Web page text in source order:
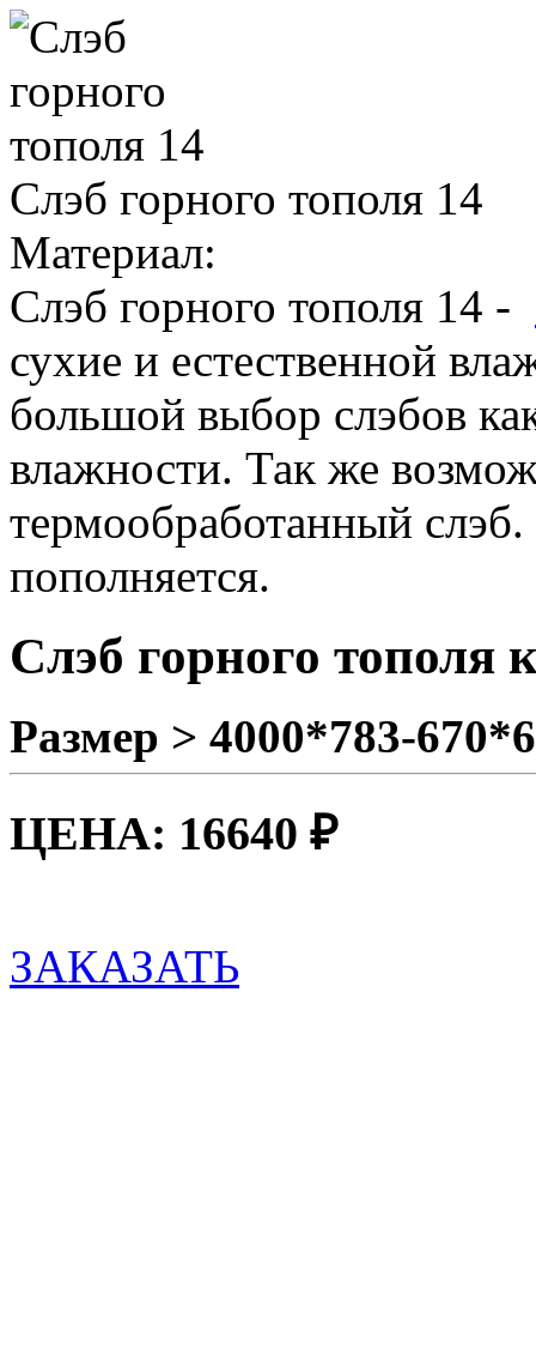
Слэб горного тополя 14
Материал:
Слэб горного тополя 14 -
сухие и естественной
большой выбор слэбов
влажности. Так же
термообработанный
пополняется.
Слэб горного тополя
Размер > 4000*783-
ЦЕНА: 16640 ₽
ЗАКАЗАТЬ